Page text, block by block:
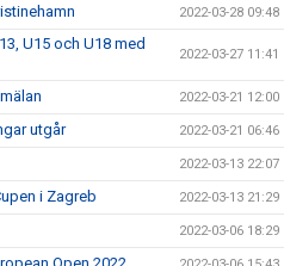
2022-03-28 09:48
U15 och U18 med
2022-03-27 11:41
2022-03-21 12:00
utgår 2022-03-21 06:46
2022-03-13 22:07
i Zagreb 2022-03-13 21:29
2022-03-06 18:29